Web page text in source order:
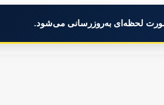
لحظه‌ای به‌روزرسانی می‌شود.